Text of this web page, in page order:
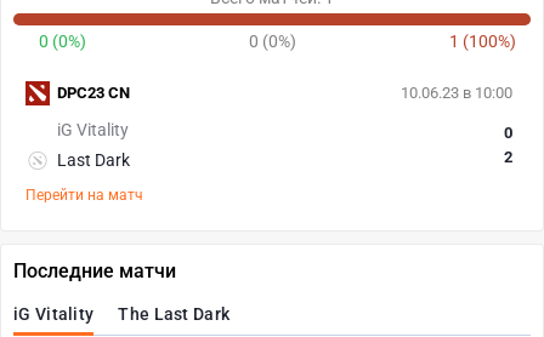
0 (0%) 0 (0%) 1 (100%)
10.06.23 в 10:00
iG Vitality
Last Dark
0
2
Перейти на матч
DPC23 CN
Последние матчи
iG Vitality The Last Dark